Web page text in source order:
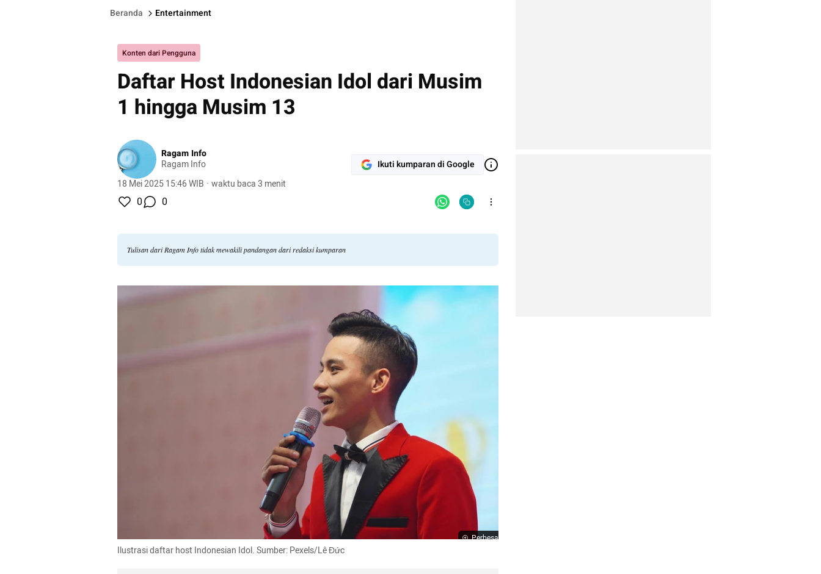
Beranda Entertainment
Konten dari Pengguna
Daftar Host Indonesian Idol dari Musim
1 hingga Musim 13
Ragam Info
Ragam Info
18 Mei 2025 15:46 WIB · waktu baca 3 menit
Ikuti kumparan di Google
0 0
Tulisan dari Ragam Info tidak mewakili pandangan dari redaksi kumparan
Perbesar
Ilustrasi daftar host Indonesian Idol. Sumber: Pexels/Lê Đức